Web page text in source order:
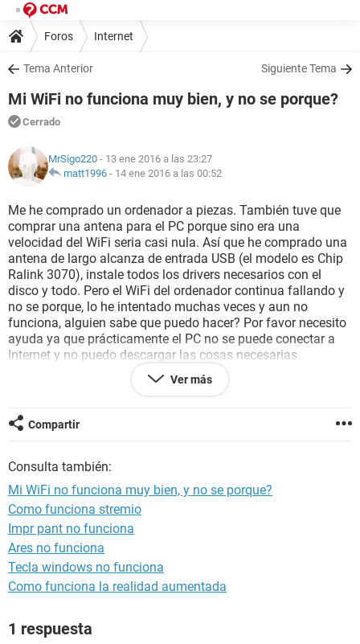
Foros Internet
Tema Anterior Siguiente Tema
Mi WiFi no funciona muy bien, y no se porque?
Cerrado
MrSigo220 - 13 ene 2016 a las 23:27
matt1996 - 14 ene 2016 a las 00:52
Me he comprado un ordenador a piezas. También tuve que
comprar una antena para el PC porque sino era una
velocidad del WiFi seria casi nula. Así que he comprado una
antena de largo alcanza de entrada USB (el modelo es Chip
Ralink 3070), instale todos los drivers necesarios con el
disco y todo. Pero el WiFi del ordenador continua fallando y
no se porque, lo he intentado muchas veces y aun no
funciona, alguien sabe que puedo hacer? Por favor necesito
ayuda ya que prácticamente el PC no se puede conectar a
Internet y no puedo descargar las cosas necesarias.
P.D.: La placa base que tengo es una Asus A88XM-A con una
CPU AMD A4 7300, por si se necesita para algo.
Ver más
Compartir
Consulta también:
Mi WiFi no funciona muy bien, y no se porque?
Como funciona stremio
Impr pant no funciona
Ares no funciona
Tecla windows no funciona
Como funciona la realidad aumentada
1 respuesta